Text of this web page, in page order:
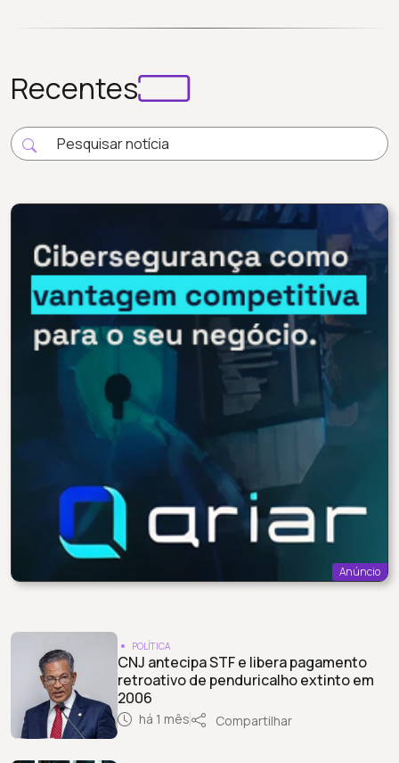
Recentes
Anúncio
POLÍTICA
CNJ antecipa STF e libera pagamento
retroativo de penduricalho extinto em
2006
há 1 mês Compartilhar